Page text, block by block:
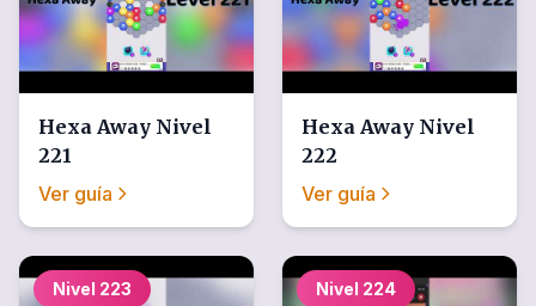
Hexa Away Nivel
221
Ver guía
Hexa Away Nivel
222
Ver guía
Nivel 223 Nivel 224